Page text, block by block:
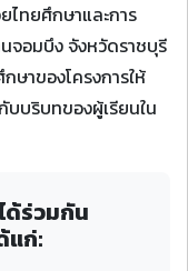
ไทยศึกษาและการ
จอมบึง จังหวัดราชบุรี
าของโครงการให้
บบริบทของผู้เรียนใน
ด้ร่วมกัน
แก่: